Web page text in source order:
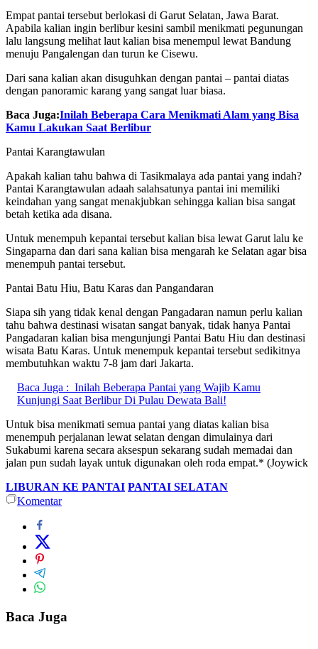
Empat pantai tersebut berlokasi di Garut Selatan, Jawa Barat.
Apabila kalian ingin berlibur kesini sambil menikmati pegunungan
lalu langsung melihat laut kalian bisa menempul lewat Bandung
menuju Pangalengan dan turun ke Cisewu.
Dari sana kalian akan disuguhkan dengan pantai – pantai diatas
dengan panoramic karang yang sangat luar biasa.
Baca Juga:Inilah Beberapa Cara Menikmati Alam yang Bisa
Kamu Lakukan Saat Berlibur
Pantai Karangtawulan
Apakah kalian tahu bahwa di Tasikmalaya ada pantai yang indah?
Pantai Karangtawulan adaah salahsatunya pantai ini memiliki
keindahan yang sangat menakjubkan sehingga kalian bisa sangat
betah ketika ada disana.
Untuk menempuh kepantai tersebut kalian bisa lewat Garut lalu ke
Singaparna dan dari sana kalian bisa mengarah ke Selatan agar bisa
menempuh pantai tersebut.
Pantai Batu Hiu, Batu Karas dan Pangandaran
Siapa sih yang tidak kenal dengan Pangadaran namun perlu kalian
tahu bahwa destinasi wisatan sangat banyak, tidak hanya Pantai
Pangadaran kalian bisa mengunjungi Pantai Batu Hiu dan destinasi
wisata Batu Karas. Untuk menempuk kepantai tersebut sedikitnya
membutuhkan waktu 7-8 jam dari Jakarta.
Baca Juga : Inilah Beberapa Pantai yang Wajib Kamu
Kunjungi Saat Berlibur Di Pulau Dewata Bali!
Untuk bisa menikmati semua pantai yang diatas kalian bisa
menempuh perjalanan lewat selatan dengan dimulainya dari
Sukabumi karena secara aksespun sekarang sudah memadai dan
jalan pun sudah layak untuk digunakan oleh roda empat.* (Joywick
LIBURAN KE PANTAI PANTAI SELATAN
Komentar
Baca Juga